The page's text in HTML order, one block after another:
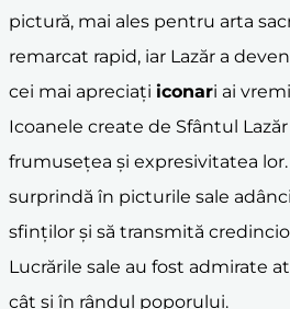
pictură, mai ales pentru arta
remarcat rapid, iar Lazăr a
cei mai apreciați iconari ai
Icoanele create de Sfântul
frumusețea și expresivitatea lor.
surprindă în picturile sale
sfinților și să transmită
Lucrările sale au fost admirate
cât și în rândul poporului.